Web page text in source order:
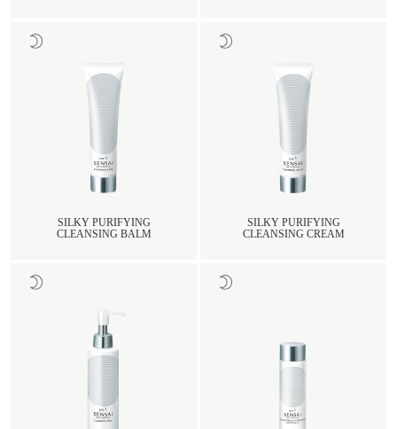
SILKY PURIFYING
CLEANSING BALM
SILKY PURIFYING
CLEANSING CREAM